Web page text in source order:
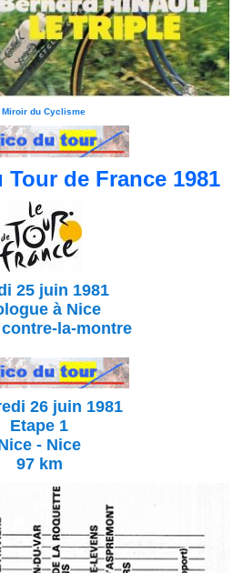
du Cyclisme
Tour de France 1981
25 juin 1981
à Nice
la-montre
26 juin 1981
Etape 1
- Nice
97 km